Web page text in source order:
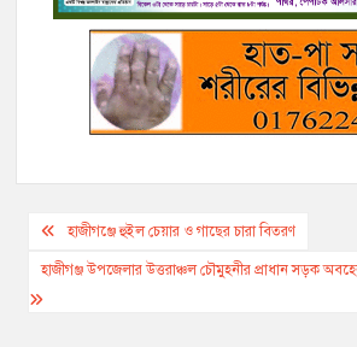
r
Post
navigation
হাজীগঞ্জে হুইল চেয়ার ও গাছের চারা বিতরণ
হাজীগঞ্জ উপজেলার উত্তরাঞ্চল চৌমুহনীর প্রাধান সড়ক